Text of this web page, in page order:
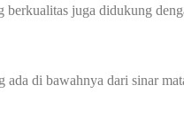
juga didukung
ada di bawahnya dari sinar